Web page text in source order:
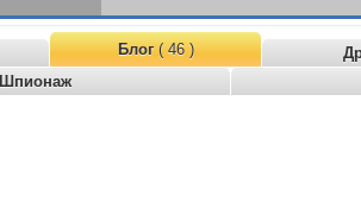
Блог( 46 )
Шпионаж